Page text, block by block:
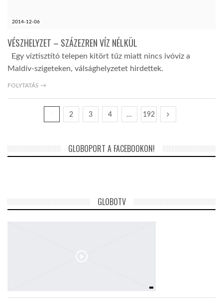
2014-12-06
VÉSZHELYZET – SZÁZEZREN VÍZ NÉLKÜL
Egy víztisztító telepen kitört tűz miatt nincs ivóvíz a
Maldív-szigeteken, válsághelyzetet hirdettek.
FOLYTATÁS →
2 3 4 … 192
GLOBOPORT A FACEBOOKON!
GLOBOTV